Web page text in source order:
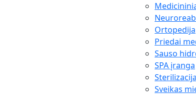
Ortopedija
Priedai
Sauso
SPA įranga
Sveikas